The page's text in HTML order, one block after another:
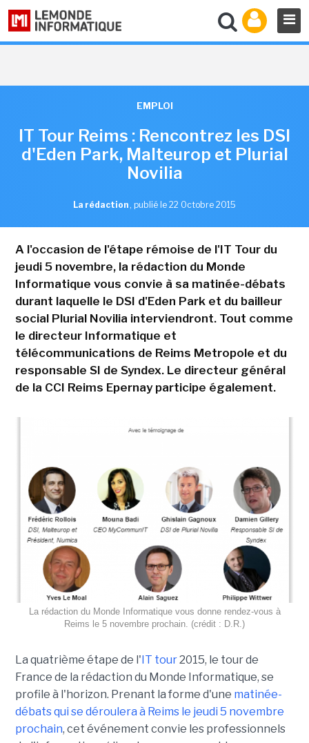
EMPLOI
IT Tour Reims : Rencontrez les DSI
d'Eden Park, Malteurop et Plurial
Novilia
La rédaction , publié le 22 Octobre 2015
A l'occasion de l'étape rémoise de l'IT Tour du
jeudi 5 novembre, la rédaction du Monde
Informatique vous convie à sa matinée-débats
durant laquelle le DSI d'Eden Park et du bailleur
social Plurial Novilia interviendront. Tout comme
le directeur Informatique et
télécommunications de Reims Metropole et du
responsable SI de Syndex. Le directeur général
de la CCI Reims Epernay participe également.
La rédaction du Monde Informatique vous donne rendez-vous à
Reims le 5 novembre prochain. (crédit : D.R.)
La quatrième étape de l' IT tour2015, le tour de
France de la rédaction du Monde Informatique, se
profile à l'horizon. Prenant la forme d'une matinée-
débats qui se déroulera à Reims le jeudi 5 novembre
prochain, cet événement convie les professionnels